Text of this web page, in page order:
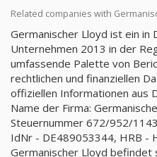
Related companies with
Germanischer Lloyd ist ein
Unternehmen 2013 in der
umfassende Palette von
rechtlichen und finanziellen
offiziellen Informationen aus
Name der Firma:
Steuernummer 672/952/
IdNr - DE489053344, HRB -
Germanischer Lloyd befindet